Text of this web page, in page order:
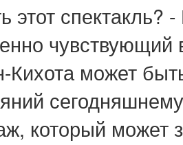
этот спектакль?
Кихота может
который может